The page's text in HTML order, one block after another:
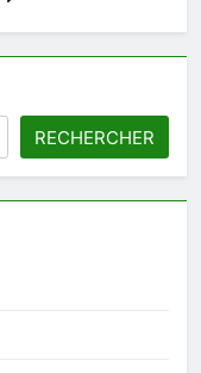
RECHERCHER